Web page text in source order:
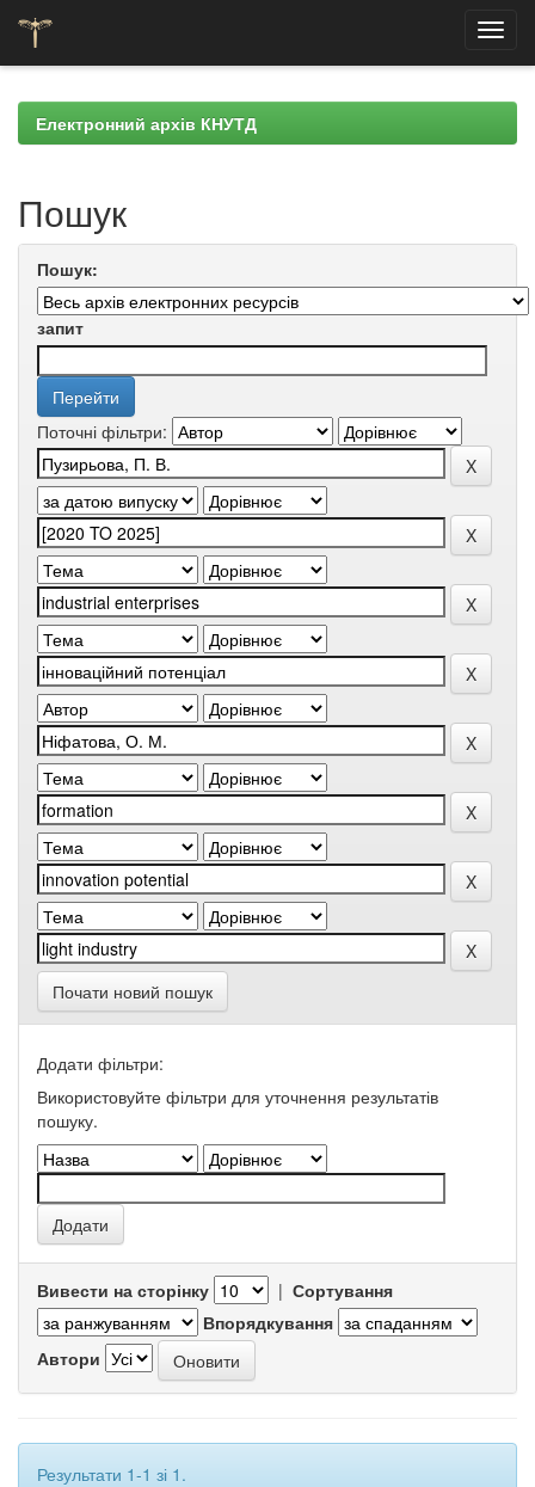
navigationЕлектронний архів КНУТД
Пошук
Пошук:
запит
Поточні фільтри:
Почати новий пошук
Додати фільтри:
Використовуйте фільтри для уточнення результатів
пошуку.
Вивести на сторінку | Сортування
Впорядкування
Автори
Результати 1-1 зі 1.